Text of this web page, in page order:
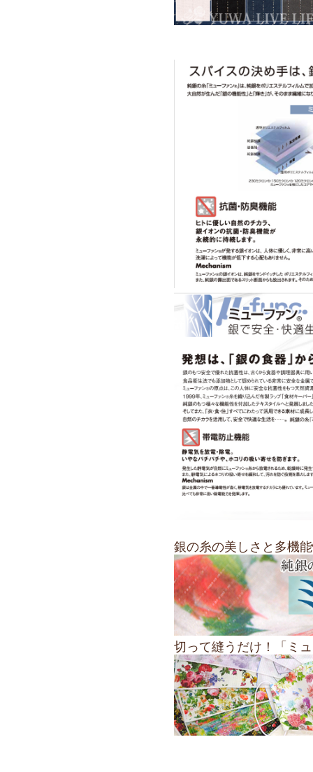
ミューファ
たい！との
○ローン：
張りがある
○組成：綿
○生地サイズ
○柄送り：--
○おすすめの
ンカチ など
※こちらの商
能は同じで